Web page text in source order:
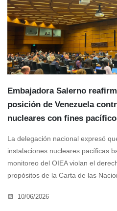
Embajadora Salerno
posición de Venezuela
nucleares con fines
La delegación nacional expresó
instalaciones nucleares pacíficas
monitoreo del OIEA violan el
propósitos de la Carta de las
10/06/2026